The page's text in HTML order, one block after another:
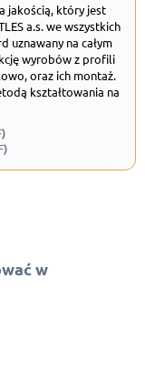
jakością, który jest
a.s. we wszystkich
uznawany na całym
wyrobów z profili
oraz ich montaż.
kształtowania na
w